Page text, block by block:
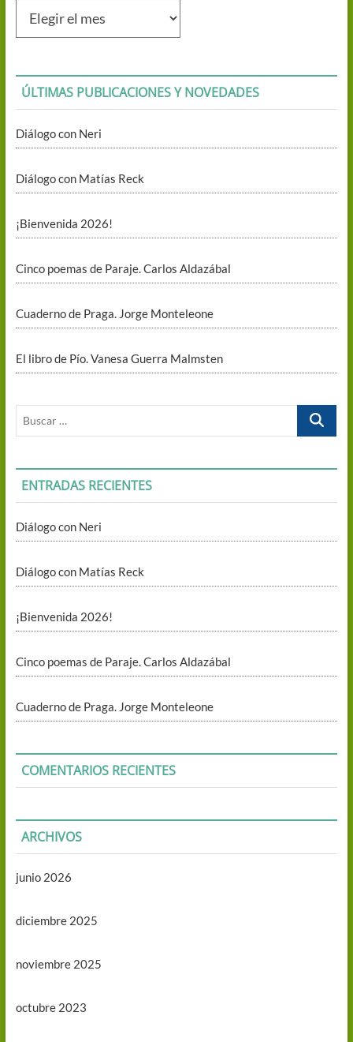
mensuales
ÚLTIMAS PUBLICACIONES Y NOVEDADES
Diálogo con Neri
Diálogo con Matías Reck
¡Bienvenida 2026!
Cinco poemas de Paraje. Carlos Aldazábal
Cuaderno de Praga. Jorge Monteleone
El libro de Pío. Vanesa Guerra Malmsten
Buscar
ENTRADAS RECIENTES
Diálogo con Neri
Diálogo con Matías Reck
¡Bienvenida 2026!
Cinco poemas de Paraje. Carlos Aldazábal
Cuaderno de Praga. Jorge Monteleone
COMENTARIOS RECIENTES
ARCHIVOS
junio 2026
diciembre 2025
noviembre 2025
octubre 2023